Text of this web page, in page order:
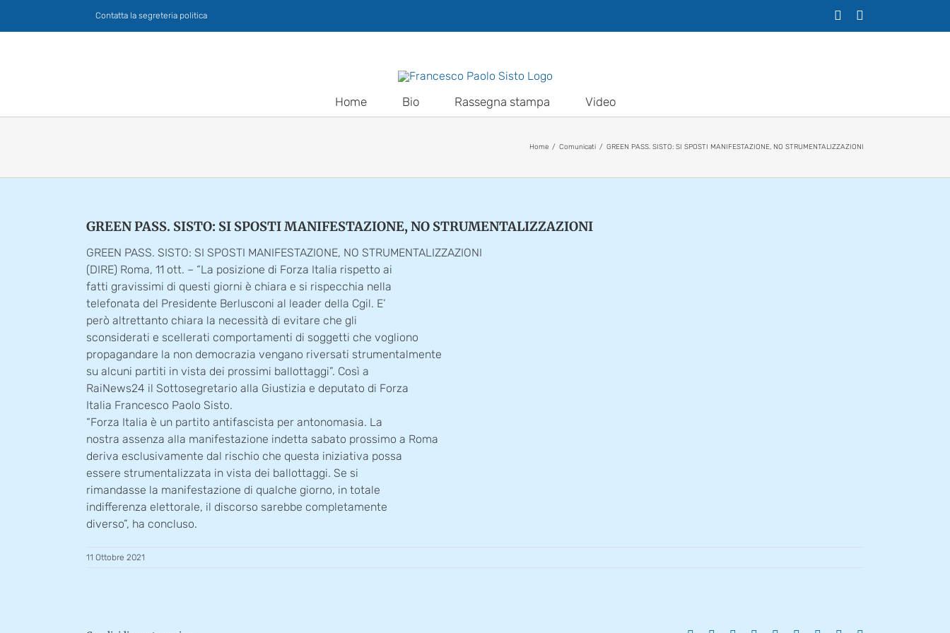
Contatta la segreteria politica
Home Bio Rassegna stampa Video
Home Comunicati GREEN PASS. SISTO: SI SPOSTI MANIFESTAZIONE, NO STRUMENTALIZZAZIONI
GREEN PASS. SISTO: SI SPOSTI MANIFESTAZIONE, NO STRUMENTALIZZAZIONI
GREEN PASS. SISTO: SI SPOSTI MANIFESTAZIONE, NO STRUMENTALIZZAZIONI
(DIRE) Roma, 11 ott. – “La posizione di Forza Italia rispetto ai
fatti gravissimi di questi giorni è chiara e si rispecchia nella
telefonata del Presidente Berlusconi al leader della Cgil. E’
però altrettanto chiara la necessità di evitare che gli
sconsiderati e scellerati comportamenti di soggetti che vogliono
propagandare la non democrazia vengano riversati strumentalmente
su alcuni partiti in vista dei prossimi ballottaggi”. Così a
RaiNews24 il Sottosegretario alla Giustizia e deputato di Forza
Italia Francesco Paolo Sisto.
“Forza Italia è un partito antifascista per antonomasia. La
nostra assenza alla manifestazione indetta sabato prossimo a Roma
deriva esclusivamente dal rischio che questa iniziativa possa
essere strumentalizzata in vista dei ballottaggi. Se si
rimandasse la manifestazione di qualche giorno, in totale
indifferenza elettorale, il discorso sarebbe completamente
diverso”, ha concluso.
11 Ottobre 2021